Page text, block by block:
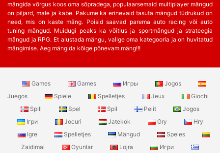
mängida võrgus koos oma sõpradega, populaarsemaid multiplayer mängud
on piljard, male ja kabe. Pakume ka erinevaid tasuta mängud tüdrukud on
need, mis on kaste mäng. Poisid saavad parema auto racing või auto
tuning mängud. Muidugi peaks ka võitlus ja sportmängud ja strateegia
mängud ja RPG. Et alustada mängu, valige oma kategooria ja on huvitatud
mängimise. Aeg mängida kõige põnevam mäng!!!
Games Games Игры
Jogos
Juegos
Spiele Spelletjes Jeux
Giochi
Spill
Spel Spil Pelit
Jogos
Ігри
Jocuri Jatekok Gry
Hry
Igre
Spelletjes Mängud
Speles
Zaidimai
Oyunlar Lojra Игри